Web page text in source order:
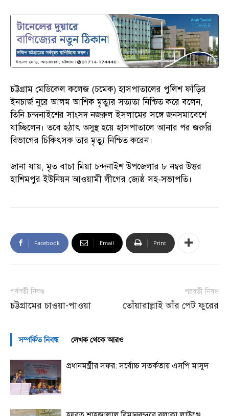
চট্টগ্রাম মেডিকেল কলেজ (চমেক) হাসপাতালের পুলিশ ফাঁড়ির
ইনচার্জ নুরে আলম আশিক মৃত্যুর সত্যতা নিশ্চিত করে বলেন,
তিনি চন্দনাইশের সাংসদ নজরুল ইসলামের সঙ্গে জনসমাবেশে
যাচ্ছিলেন। তবে হঠাৎ অসুস্থ হয়ে হাসপাতালে আনার পর জরুরি
বিভাগের চিকিৎসক তার মৃত্যু নিশ্চিত করেন।
জানা যায়, মৃত বাচা মিয়া চন্দনাইশ উপজেলার ৮ নম্বর উত্তর
হাশিমপুর ইউনিয়ন আওয়ামী লীগের জ্যেষ্ঠ সহ-সভাপতি।
Facebook Email Print
পূর্ববর্তী নিবন্ধ
চট্টগ্রামের চাওয়া-পাওয়া
পরবর্তী নিবন্ধ
তোঁয়ারাল্লাই আঁর পেট ফুরের
সম্পর্কিত নিবন্ধ লেখক থেকে আরও
প্রধানমন্ত্রীর সফর: সর্বোচ্চ সতর্কতায় এসপি মাসুদ